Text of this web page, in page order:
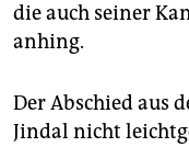
die auch seiner
anhing.
Der Abschied aus
Jindal nicht